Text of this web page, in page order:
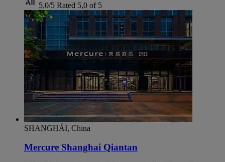
5,0/5 Rated 5,0 of 5
SHANGHÁI, China
Mercure Shanghai Qiantan